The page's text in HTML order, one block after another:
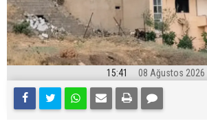
15:41 08 Ağustos 2026